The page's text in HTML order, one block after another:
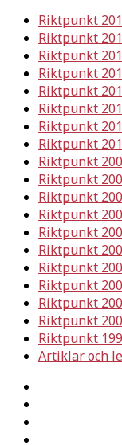
Riktpunkt
Riktpunkt
Riktpunkt
Riktpunkt
Riktpunkt
Riktpunkt
Riktpunkt
Riktpunkt
Riktpunkt
Riktpunkt
Riktpunkt
Riktpunkt
Riktpunkt
Riktpunkt
Riktpunkt
Riktpunkt
Riktpunkt
Riktpunkt
Riktpunkt
Artiklar och